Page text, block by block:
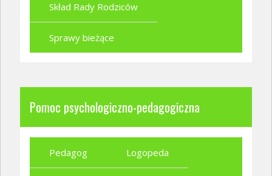
Skład Rady Rodziców
Sprawy bieżące
Pomoc psychologiczno-pedagogiczna
Pedagog Logopeda